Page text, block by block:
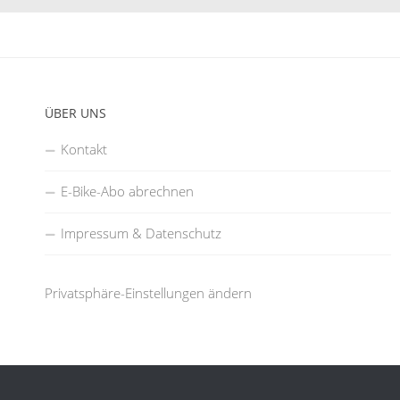
ÜBER UNS
Kontakt
E-Bike-Abo abrechnen
Impressum & Datenschutz
Privatsphäre-Einstellungen ändern